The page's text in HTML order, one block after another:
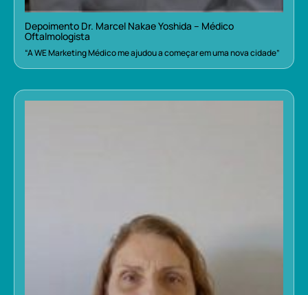
Depoimento Dr. Marcel Nakae Yoshida – Médico
Oftalmologista
“A WE Marketing Médico me ajudou a começar em uma nova cidade”